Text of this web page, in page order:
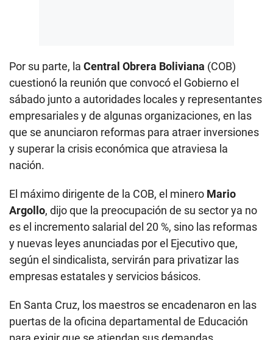
Por su parte, la Central Obrera Boliviana (COB)
cuestionó la reunión que convocó el Gobierno el
sábado junto a autoridades locales y representantes
empresariales y de algunas organizaciones, en las
que se anunciaron reformas para atraer inversiones
y superar la crisis económica que atraviesa la
nación.
El máximo dirigente de la COB, el minero Mario
Argollo, dijo que la preocupación de su sector ya no
es el incremento salarial del 20 %, sino las reformas
y nuevas leyes anunciadas por el Ejecutivo que,
según el sindicalista, servirán para privatizar las
empresas estatales y servicios básicos.
En Santa Cruz, los maestros se encadenaron en las
puertas de la oficina departamental de Educación